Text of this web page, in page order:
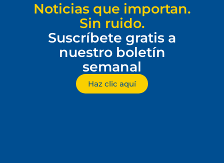
Noticias que importan.
Sin ruido.
Suscríbete gratis a
nuestro boletín
semanal
Haz clic aquí